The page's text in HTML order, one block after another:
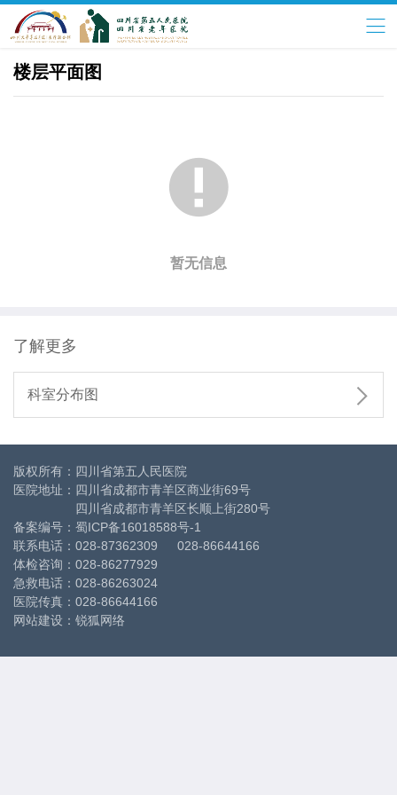
楼层平面图

暂无信息
了解更多
科室分布图 
版权所有：四川省第五人民医院
医院地址：四川省成都市青羊区商业街69号
四川省成都市青羊区长顺上街280号
备案编号： 蜀ICP备16018588号-1
联系电话：028-87362309 028-86644166
体检咨询：028-86277929
急救电话：028-86263024
医院传真：028-86644166
网站建设 ： 锐狐网络